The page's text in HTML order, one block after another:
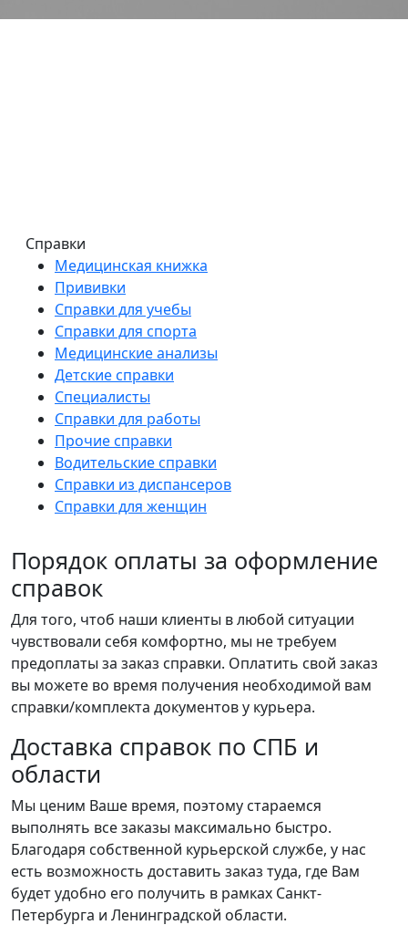
Справки
Медицинская книжка
Прививки
Справки для учебы
Справки для спорта
Медицинские анализы
Детские справки
Специалисты
Справки для работы
Прочие справки
Водительские справки
Справки из диспансеров
Справки для женщин
Порядок оплаты за оформление
справок
Для того, чтоб наши клиенты в любой ситуации
чувствовали себя комфортно, мы не требуем
предоплаты за заказ справки. Оплатить свой заказ
вы можете во время получения необходимой вам
справки/комплекта документов у курьера.
Доставка справок по СПБ и
области
Мы ценим Ваше время, поэтому стараемся
выполнять все заказы максимально быстро.
Благодаря собственной курьерской службе, у нас
есть возможность доставить заказ туда, где Вам
будет удобно его получить в рамках Санкт-
Петербурга и Ленинградской области.